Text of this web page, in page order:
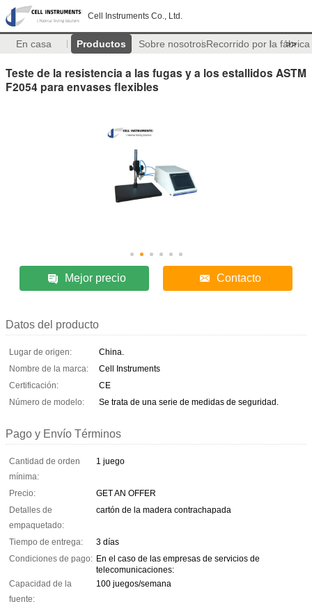
Cell Instruments Co., Ltd.
En casa Productos Sobre nosotrosRecorrido por la fábrica
>>
Teste de la resistencia a las fugas y a los estallidos ASTM
F2054 para envases flexibles
Mejor precio Contacto
Datos del producto
Lugar de origen:
China.
Nombre de la marca:
Cell Instruments
Certificación:
CE
Número de modelo:
Se trata de una serie de medidas de seguridad.
Pago y Envío Términos
Cantidad de orden
mínima:
1 juego
Precio:
GET AN OFFER
Detalles de
empaquetado:
cartón de la madera contrachapada
Tiempo de entrega:
3 días
Condiciones de pago: En el caso de las empresas de servicios de
telecomunicaciones:
Capacidad de la
fuente:
100 juegos/semana